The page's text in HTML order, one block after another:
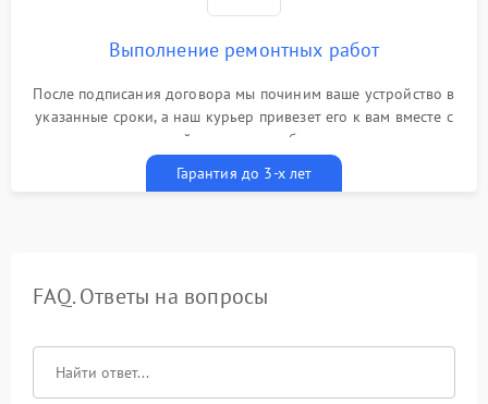
Выполнение ремонтных работ
После подписания договора мы починим ваше устройство в
указанные сроки, а наш курьер привезет его к вам вместе с
гарантийным талоном бесплатно
Гарантия до 3-х лет
FAQ. Ответы на вопросы